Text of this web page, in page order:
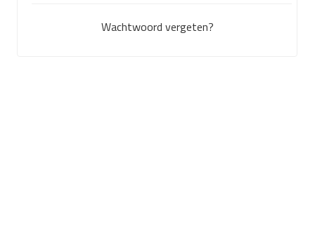
Wachtwoord vergeten?